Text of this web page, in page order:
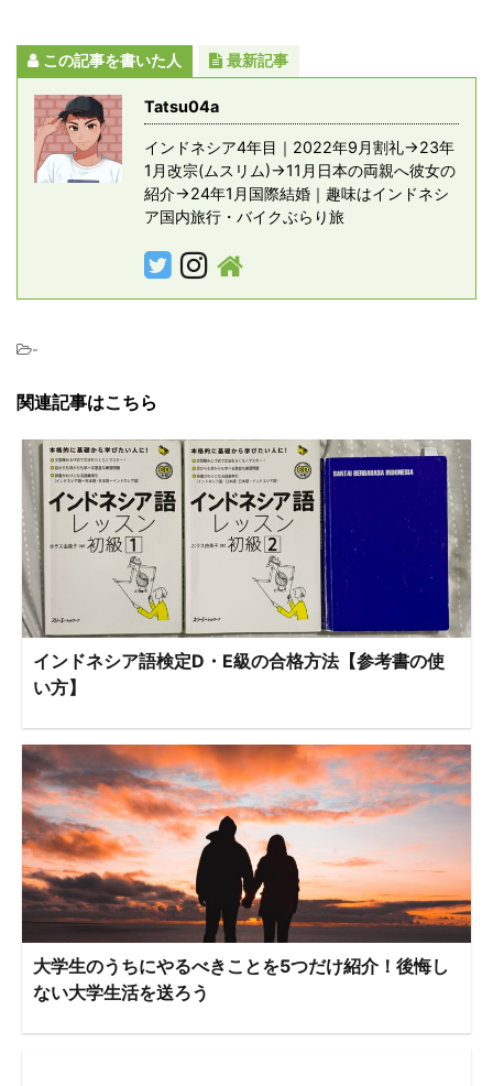
この記事を書いた人 最新記事
Tatsu04a
インドネシア4年目｜2022年9月割礼→23年
1月改宗(ムスリム)→11月日本の両親へ彼女の
紹介→24年1月国際結婚｜趣味はインドネシ
ア国内旅行・バイクぶらり旅
-
関連記事はこちら
インドネシア語検定D・E級の合格方法【参考書の使
い方】
大学生のうちにやるべきことを5つだけ紹介！後悔し
ない大学生活を送ろう